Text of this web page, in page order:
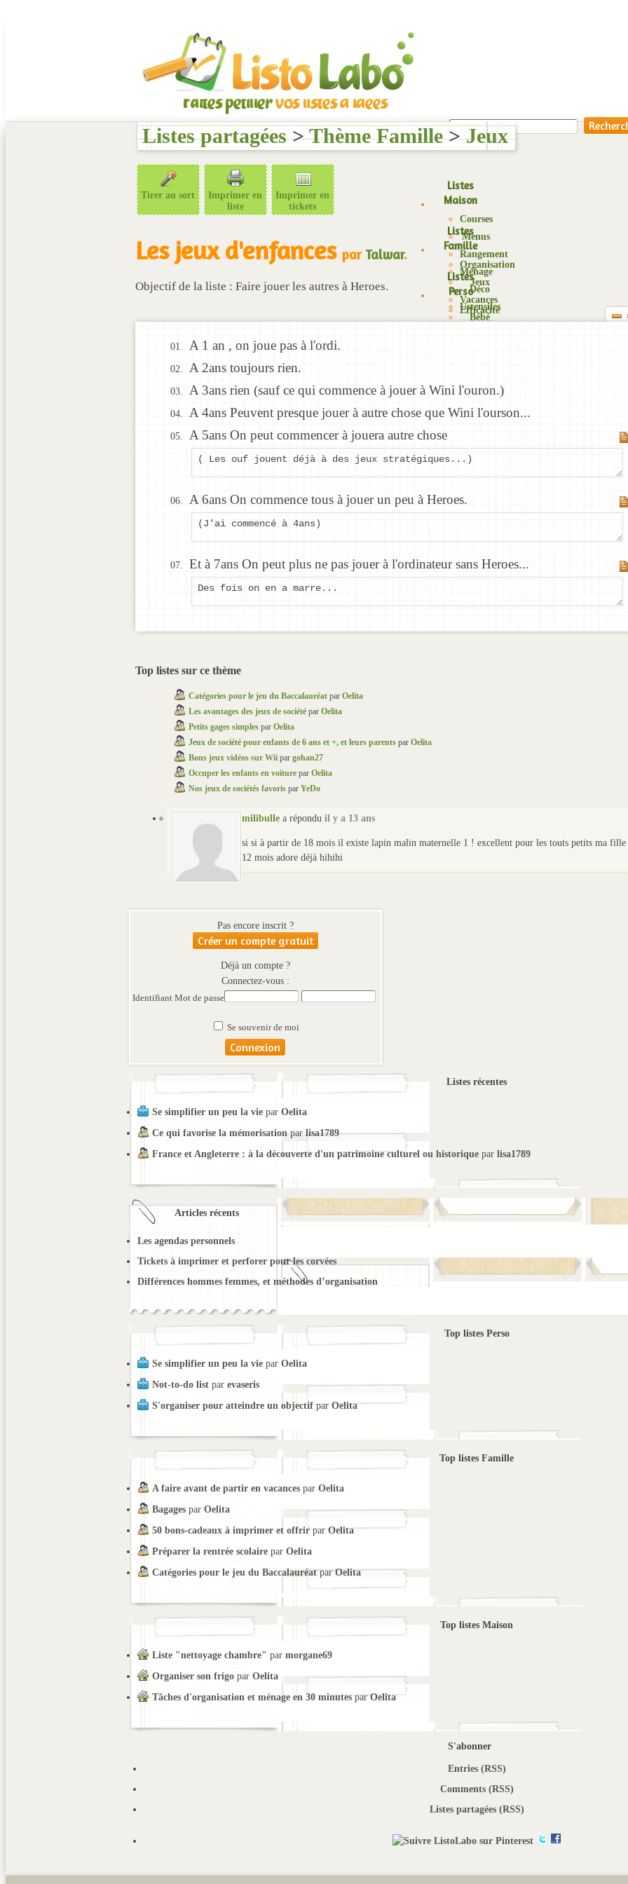
Listes
Maison
Courses
Menus
Rangement
Ménage
Déco
Ustensiles
Listes
Famille
Organisation
Jeux
Vacances
Bébé
Listes
Perso
Efficacité
Rêves
privées
listes
partage
Nouvelle
liste
Trucs
astuces
Suggestions
de
Produits
matériel
Kits à
Listes partagées>Thème Famille>Jeux
Tirer au sort
Imprimer en
liste
Imprimer en
tickets
Les jeux d'enfances par Talwar.
Objectif de la liste : Faire jouer les autres à Heroes.
A 1 an , on joue pas à l'ordi.
A 2ans toujours rien.
A 3ans rien (sauf ce qui commence à jouer à Wini l'ouron.)
A 4ans Peuvent presque jouer à autre chose que Wini l'ourson...
A 5ans On peut commencer à jouera autre chose
( Les ouf jouent déjà à des jeux stratégiques...)
A 6ans On commence tous à jouer un peu à Heroes.
(J'ai commencé à 4ans)
Et à 7ans On peut plus ne pas jouer à l'ordinateur sans Heroes...
Des fois on en a marre...
Top listes sur ce thème
Catégories pour le jeu du Baccalauréatpar Oelita
Les avantages des jeux de sociétépar Oelita
Petits gages simplespar Oelita
Jeux de société pour enfants de 6 ans et +, et leurs parentspar Oelita
Bons jeux vidéos sur Wiipar gohan27
Occuper les enfants en voiturepar Oelita
Nos jeux de sociétés favorispar YeDo
milibullea répondu il y a 13 ans
si si à partir de 18 mois il existe lapin malin maternelle 1 ! excellent pour les touts petits ma fille
12 mois adore déjà hihihi
Pas encore inscrit ?
Créer un compte gratuit
Déjà un compte ?
Connectez-vous :
Identifiant Mot de passe
Se souvenir de moi
Listes récentes
Se simplifier un peu la viepar Oelita
Ce qui favorise la mémorisationpar lisa1789
France et Angleterre : à la découverte d'un patrimoine culturel ou historiquepar lisa1789
Articles récents
Les agendas personnels
Tickets à imprimer et perforer pour les corvées
Différences hommes femmes, et méthodes d’organisation
Top listes Perso
Se simplifier un peu la viepar Oelita
Not-to-do listpar evaseris
S'organiser pour atteindre un objectifpar Oelita
Top listes Famille
A faire avant de partir en vacancespar Oelita
Bagages par Oelita
50 bons-cadeaux à imprimer et offrirpar Oelita
Préparer la rentrée scolairepar Oelita
Catégories pour le jeu du BaccalauréatparOelita
Top listes Maison
Liste "nettoyage chambre" par morgane69
Organiser son frigopar Oelita
Tâches d'organisation et ménage en 30 minutesparOelita
S'abonner
Entries (RSS)
Comments (RSS)
Listes partagées (RSS)